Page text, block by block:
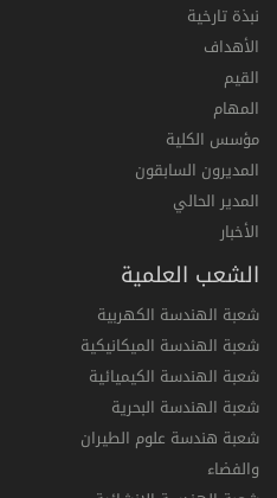
نبذة تارخية
الأهداف
القيم
المهام
مؤسس الكلية
المديرون السابقون
المدير الحالي
الأخبار
الشعب العلمية
شعبة الهندسة الكهربية
شعبة الهندسة الميكانيكية
شعبة الهندسة الكيميائية
شعبة الهندسة البحرية
شعبة هندسة علوم الطيران
والفضاء